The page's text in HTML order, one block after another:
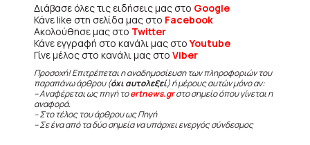
Διάβασε όλες τις ειδήσεις μας στο Google
Κάνε like στη σελίδα μας στο Facebook
Ακολούθησε μας στο Twitter
Κάνε εγγραφή στο κανάλι μας στοYoutube
Γίνε μέλος στο κανάλι μας στο Viber
Προσοχή! Επιτρέπεται η αναδημοσίευση των πληροφοριών του
παραπάνω άρθρου (όχι αυτολεξεί) ή μέρους αυτών μόνο αν:
– Αναφέρεται ως πηγή τοertnews.grστο σημείο όπου γίνεται η
αναφορά.
– Στο τέλος του άρθρου ως Πηγή
– Σε ένα από τα δύο σημεία να υπάρχει ενεργός σύνδεσμος